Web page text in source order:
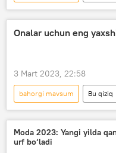
Onalar uchun eng
3 Mart 2023, 22:58
bahorgi mavsum Bu qiziq
Ayollar
Foydali
Moda 2023: Yangi yilda
urf bo‘ladi